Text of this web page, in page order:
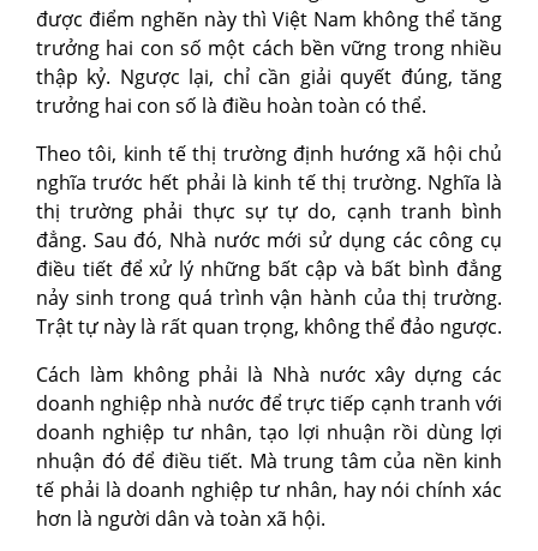
được điểm nghẽn này thì Việt Nam không thể tăng
trưởng hai con số một cách bền vững trong nhiều
thập kỷ. Ngược lại, chỉ cần giải quyết đúng, tăng
trưởng hai con số là điều hoàn toàn có thể.
Theo tôi, kinh tế thị trường định hướng xã hội chủ
nghĩa trước hết phải là kinh tế thị trường. Nghĩa là
thị trường phải thực sự tự do, cạnh tranh bình
đẳng. Sau đó, Nhà nước mới sử dụng các công cụ
điều tiết để xử lý những bất cập và bất bình đẳng
nảy sinh trong quá trình vận hành của thị trường.
Trật tự này là rất quan trọng, không thể đảo ngược.
Cách làm không phải là Nhà nước xây dựng các
doanh nghiệp nhà nước để trực tiếp cạnh tranh với
doanh nghiệp tư nhân, tạo lợi nhuận rồi dùng lợi
nhuận đó để điều tiết. Mà trung tâm của nền kinh
tế phải là doanh nghiệp tư nhân, hay nói chính xác
hơn là người dân và toàn xã hội.